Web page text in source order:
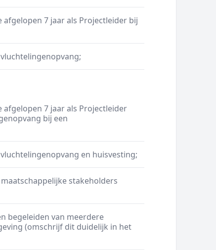
7 jaar als Projectleider bij
7 jaar als Projectleider
bij een
en huisvesting;
stakeholders
begeleiden van meerdere
(omschrijf dit duidelijk in het